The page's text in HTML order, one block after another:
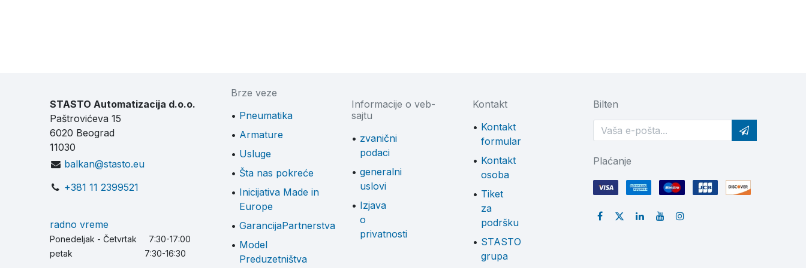
STASTO Automatizacija d.o.o.
Paštrovićeva 15
6020 Beograd
11030
balkan@stasto.eu
+381 11 2399521
radno vreme
Ponedeljak - Četvrtak 7:30-17:00
petak 7:30-16:30
Brze veze
Pneumatika
Armature
Usluge
Šta nas pokreće
Inicijativa Made in
Europe
GarancijaPartnerstva
Model
Preduzetništva
Informacije o veb-
sajtu
zvanični
podaci
generalni
uslovi
Izjava
o
privatnosti
Kontakt
Kontakt
formular
Kontakt
osoba
Tiket
za
podršku
STASTO
grupa
Bilten
Plaćanje